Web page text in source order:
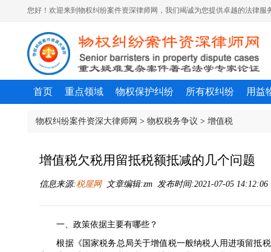
您好！欢迎来到物权纠纷案件资深律师网，我们竭诚为您提供卓越的法律服
首页 重点领域 物权保护纠纷 所有权纠纷 用益
物权纠纷案件资深大律师网 > 物权税务争议 > 增值税
增值税欠税用留抵税额抵减的几个问题
信息来源:税屋网文章编辑:zm 发布时间:2021-07-05
一、政策依据主要有哪些？
根据《 国家税务总局关于增值税一般纳税人用进项留抵